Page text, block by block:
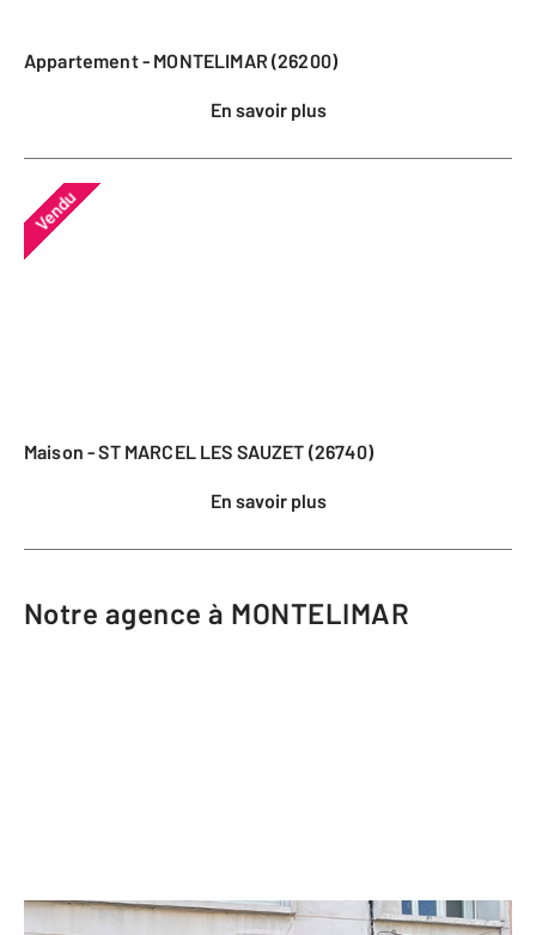
Appartement - MONTELIMAR (26200)
En savoir plus
Vendu
Maison - ST MARCEL LES SAUZET (26740)
En savoir plus
Notre agence à MONTELIMAR